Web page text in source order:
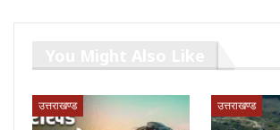
उत्तराखण्ड उत्तराखण्ड